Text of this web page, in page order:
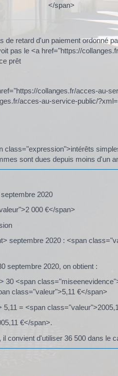
</span>
retard d'un paiement ordonné
pas le <a href="https://
prêt
collanges.fr/acces-au-
acces-au-service-public/
class="expression">intérêts
sont dues depuis moins d'un
2020
000 €</span>
septembre 2020 : <span
septembre 2020, on obtient :
30 <span
class="valeur">5,11 €</span>
= <span
€</span>.
convient d'utiliser 36 500 dans le